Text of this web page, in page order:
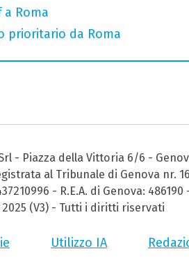
Roma
prioritario da Roma
- Piazza della Vittoria 6/6 -
al Tribunale di Genova nr.
- R.E.A. di Genova: 486190
(V3) - Tutti i diritti riservati
Utilizzo IA